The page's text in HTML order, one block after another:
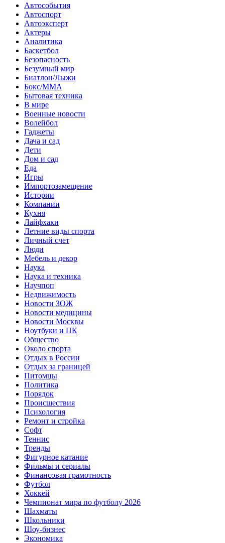
Автособытия
Автоспорт
Автоэксперт
Актеры
Аналитика
Баскетбол
Безопасность
Безумный мир
Биатлон/Лыжи
Бокс/MMA
Бытовая техника
В мире
Военные новости
Волейбол
Гаджеты
Дача и сад
Дети
Дом и сад
Еда
Игры
Импортозамещение
Истории
Компании
Кухня
Лайфхаки
Летние виды спорта
Личный счет
Люди
Мебель и декор
Наука
Наука и техника
Научпоп
Недвижимость
Новости ЗОЖ
Новости медицины
Новости Москвы
Ноутбуки и ПК
Общество
Около спорта
Отдых в России
Отдых за границей
Питомцы
Политика
Порядок
Происшествия
Психология
Ремонт и стройка
Софт
Теннис
Тренды
Фигурное катание
Фильмы и сериалы
Финансовая грамотность
Футбол
Хоккей
Чемпионат мира по футболу 2026
Шахматы
Школьники
Шоу-бизнес
Экономика